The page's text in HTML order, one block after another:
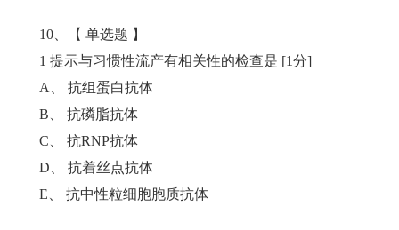
10 、【单选题 】
1 提示与习惯性流产有相关性的检查是 [1分]
A
、抗组蛋白抗体
B 、抗磷脂抗体
C 、抗RNP抗体
D 、抗着丝点抗体
E 、抗中性粒细胞胞质抗体